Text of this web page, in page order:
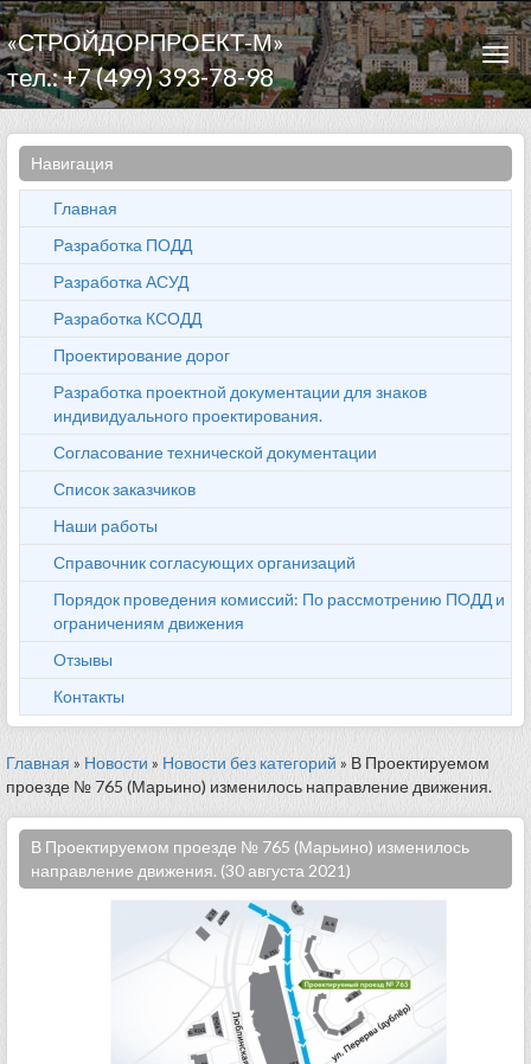
«СТРОЙДОРПРОЕКТ-М»
тел.: +7 (499) 393-78-98
Навигация
Главная
Разработка ПОДД
Разработка АСУД
Разработка КСОДД
Проектирование дорог
Разработка проектной документации для знаков
индивидуального проектирования.
Согласование технической документации
Список заказчиков
Наши работы
Справочник согласующих организаций
Порядок проведения комиссий: По рассмотрению ПОДД и
ограничениям движения
Отзывы
Контакты
Главная » Новости » Новости без категорий » В Проектируемом
проезде № 765 (Марьино) изменилось направление движения.
В Проектируемом проезде № 765 (Марьино) изменилось
направление движения. (30 августа 2021)